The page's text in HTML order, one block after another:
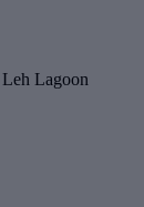
Lagoon